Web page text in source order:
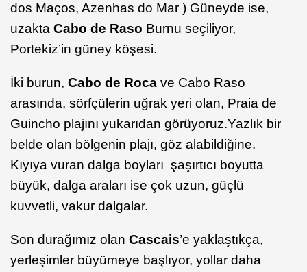
dos Maços, Azenhas do Mar ) Güneyde ise,
uzakta Cabo de Raso Burnu seçiliyor,
Portekiz’in güney köşesi.
İki burun, Cabo de Roca ve Cabo Raso
arasında, sörfçülerin uğrak yeri olan, Praia de
Guincho plajını yukarıdan görüyoruz.Yazlık bir
belde olan bölgenin plajı, göz alabildiğine.
Kıyıya vuran dalga boyları şaşırtıcı boyutta
büyük, dalga araları ise çok uzun, güçlü
kuvvetli, vakur dalgalar.
Son durağımız olan Cascais’e yaklaştıkça,
yerleşimler büyümeye başlıyor, yollar daha